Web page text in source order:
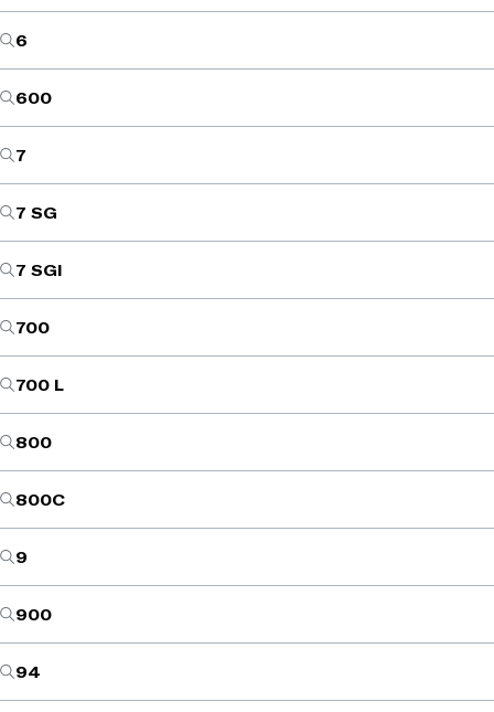
6
600
7
7 SG
7 SGI
700
700 L
800
800C
9
900
94